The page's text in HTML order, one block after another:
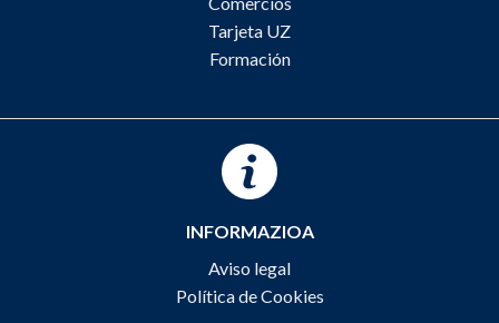
Tarjeta UZ
Formación
INFORMAZIOA
Aviso legal
Política de Cookies